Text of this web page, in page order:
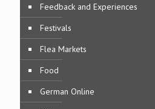
Feedback and Experiences
Festivals
Flea Markets
Food
German Online